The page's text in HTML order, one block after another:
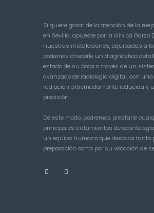
Si quiere gozar de la atención de la
en Sevilla, apueste por la clínica Garzo
nuestras instalaciones, equipadas a
podemos ofrecerle un diagnóstico
estado de su boca a través de un
avanzado de radiología digital, con
radiación extremadamente reducida y
precisión.
De este modo, podremos prestarle
principales tratamientos de
un equipo humano que destaca tanto
preparación como por su vocación de